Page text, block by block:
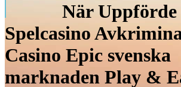
När
Spelcasino
Casino Epic svenska
marknaden Play &